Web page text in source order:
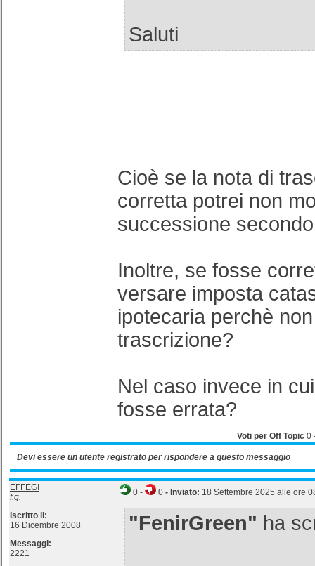
Saluti
Cioè se la nota di
corretta potrei non
successione
Inoltre, se fosse
versare imposta
ipotecaria perchè
trascrizione?
Nel caso invece in
fosse errata?
Voti per Off Topic 0
Devi essere un utente registrato per rispondere a questo messaggio
EFFEGI
f.g.
Iscritto il:
16 Dicembre 2008
Messaggi:
2221
0 - 0 - Inviato: 18 Settembre 2025 alle ore
"FenirGreen" ha